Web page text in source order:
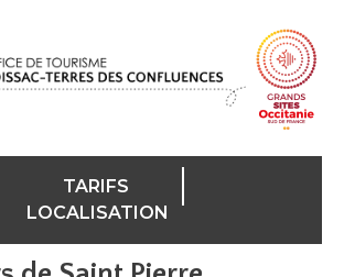
TARIFS
LOCALISATION